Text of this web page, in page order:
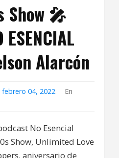
🎤
Alarcón
febrero 04, 2022
En
No Esencial
Show, Unlimited Love
aniversario de